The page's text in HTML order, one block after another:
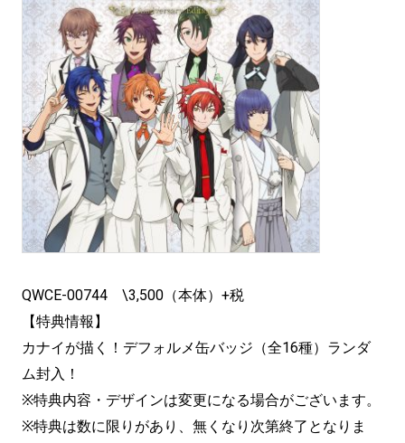
QWCE-00744 \3,500（本体）+税
【特典情報】
カナイが描く！デフォルメ缶バッジ（全16種）ランダ
ム封入！
※特典内容・デザインは変更になる場合がございます。
※特典は数に限りがあり、無くなり次第終了となりま